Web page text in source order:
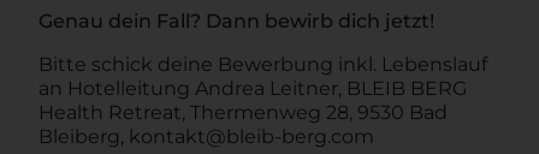
Genau dein Fall? Dann bewirb dich jetzt!
Bitte schick deine Bewerbung inkl. Lebenslauf
an Hotelleitung Andrea Leitner, BLEIB BERG
Health Retreat, Thermenweg 28, 9530 Bad
Bleiberg, kontakt@bleib-berg.com